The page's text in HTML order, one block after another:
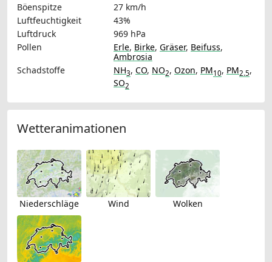
Böenspitze
27 km/h
Luftfeuchtigkeit
43%
Luftdruck
969 hPa
Pollen
Erle, Birke, Gräser, Beifuss,
Ambrosia
Schadstoffe
NH3, CO, NO2, Ozon, PM10, PM2.5,
SO2
Wetteranimationen
Niederschläge Wind Wolken